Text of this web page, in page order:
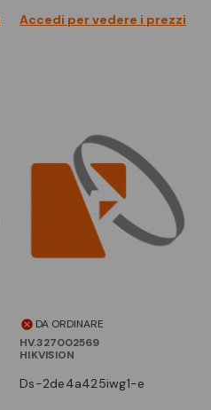
Accedi per vedere i prezzi
DA ORDINARE
HV.327002569
HIKVISION
ds-2de4a425iwg1-e